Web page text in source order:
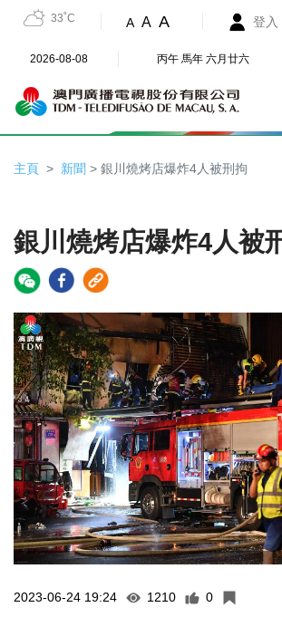
33˚C A A A 登入
2026-08-08 丙午 馬年 六月廿六
主頁 新聞 > 銀川燒烤店爆炸4人被刑拘
銀川燒烤店爆炸4人被
2023-06-24 19:24 1210 0